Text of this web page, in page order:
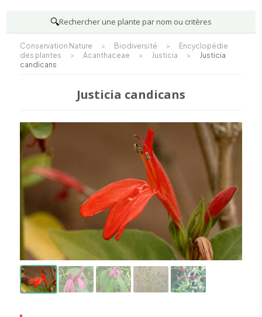
🔍Rechercher une plante par nom ou critères
Conservation Nature > Biodiversité >
Encyclopédie
des plantes
> Acanthaceae > Justicia >
Justicia
candicans
Justicia candicans